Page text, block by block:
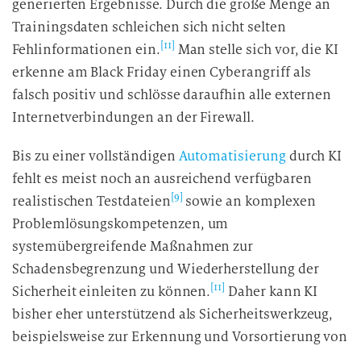
generierten Ergebnisse. Durch die große Menge an
Trainingsdaten schleichen sich nicht selten
Fehlinformationen ein. [11] Man stelle sich vor, die KI
erkenne am Black Friday einen Cyberangriff als
falsch positiv und schlösse daraufhin alle externen
Internetverbindungen an der Firewall.
Bis zu einer vollständigen Automatisierungdurch KI
fehlt es meist noch an ausreichend verfügbaren
realistischen Testdateien [9] sowie an komplexen
Problemlösungskompetenzen, um
systemübergreifende Maßnahmen zur
Schadensbegrenzung und Wiederherstellung der
Sicherheit einleiten zu können. [11] Daher kann KI
bisher eher unterstützend als Sicherheitswerkzeug,
beispielsweise zur Erkennung und Vorsortierung von